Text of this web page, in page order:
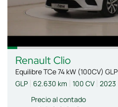
Renault Clio
Equilibre TCe 74 kW (100CV) GLP
GLP
62.630 km 100 CV 2023
Precio al contado